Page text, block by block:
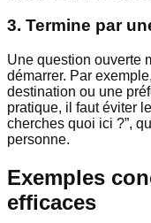
3. Termine par
Une question ouverte
démarrer. Par
destination ou une
pratique, il faut éviter
cherches quoi ici ?”,
personne.
Exemples
efficaces